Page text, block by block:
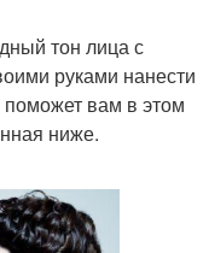
тон лица с
руками нанести
вам в этом
ниже.